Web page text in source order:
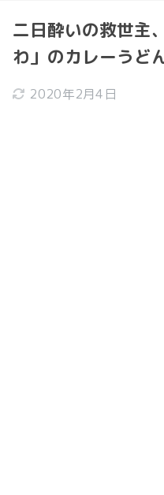
二日酔いの救世主
わ」のカレーうど
2020年2月4日